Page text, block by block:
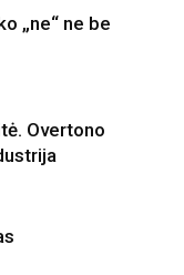
„ne“ ne be
Overtono